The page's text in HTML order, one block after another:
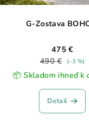
G-Zostava
475 €
490 €
(–3 %)
📦 Skladom ihneď k
Detail